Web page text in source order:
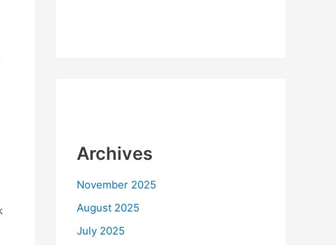
Archives
November 2025
August 2025
July 2025